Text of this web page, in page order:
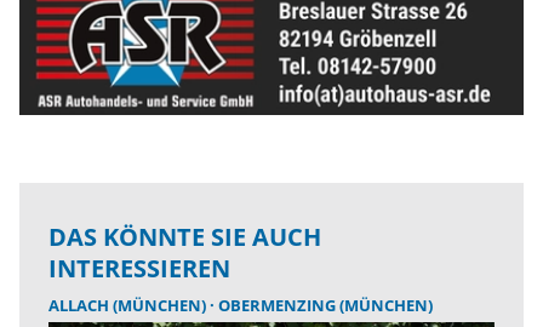
DAS KÖNNTE SIE AUCH
INTERESSIEREN
ALLACH (MÜNCHEN) OBERMENZING (MÜNCHEN)